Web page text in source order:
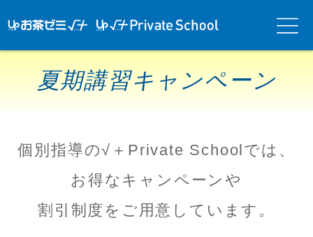
ミ√＋（ルー
（ルータス）PS
メニ
ュー
夏期講習キャンペーン
個別指導の√＋Private Schoolでは、
お得なキャンペーンや
割引制度をご用意しています。